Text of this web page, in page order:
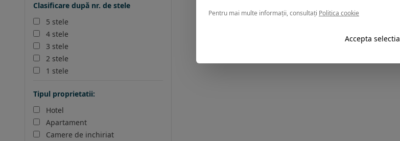
Clasificare după nr. de stele
5 stele
4 stele
3 stele
2 stele
1 stele
Tipul proprietatii:
Hotel
Apartament
Camere de inchiriat
Pentru mai multe informații, consultați Politica cookie
Accepta selectia